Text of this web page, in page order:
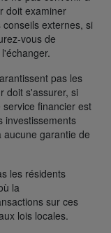
doit examiner
externes, si
vous de
pas les
doit s'assurer, si
financier est
investissements
garantie de
les résidents
la
sur ces
lois locales.